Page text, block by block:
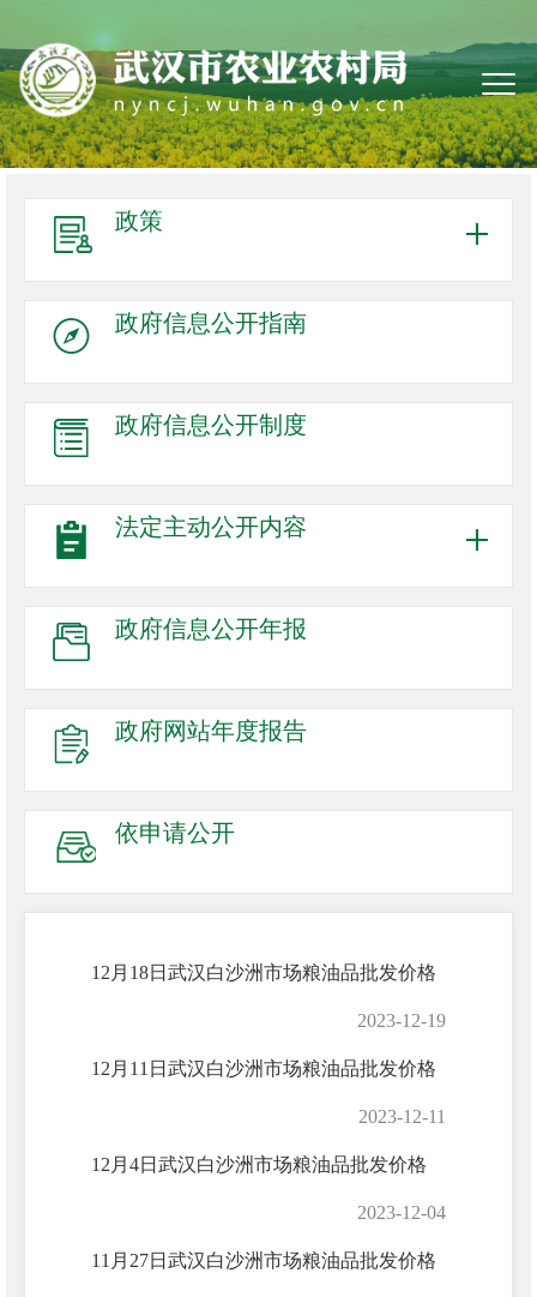
政策
政府信息公开指南
政府信息公开制度
法定主动公开内容
政府信息公开年报
政府网站年度报告
依申请公开
12月18日武汉白沙洲市场粮油品批发价格
2023-12-19
12月11日武汉白沙洲市场粮油品批发价格
2023-12-11
12月4日武汉白沙洲市场粮油品批发价格
2023-12-04
11月27日武汉白沙洲市场粮油品批发价格